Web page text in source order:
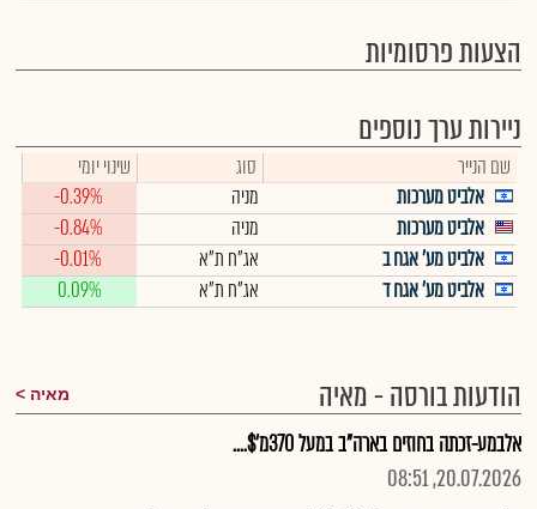
הצעות פרסומיות
ניירות ערך נוספים
שם הנייר סוג
שינוי יומי
אלביט מערכות
מניה
-0.39%
אלביט מערכות
מניה
-0.84%
אלביט מע' אגח ב
אג"ח ת"א
-0.01%
אלביט מע' אגח ד
אג"ח ת"א 0.09%
הודעות בורסה - מאיה מאיה
אלבמע-זכתה בחוזים בארה"ב במעל 370מ'$....
20.07.2026, 08:51